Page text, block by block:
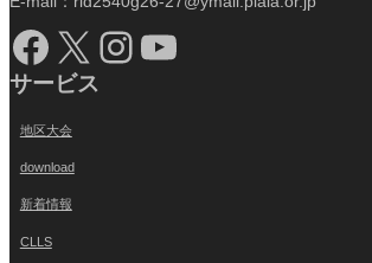
Facebook X Instagram YouTube
サービス
地区大会
download
新着情報
CLLS